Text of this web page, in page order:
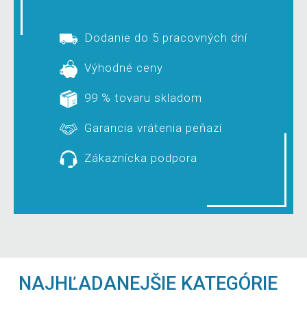
Dodanie do 5 pracovných dní
Výhodné ceny
99 % tovaru skladom
Garancia vrátenia peňazí
Zákaznícka podpora
NAJHĽADANEJŠIE KATEGÓRIE